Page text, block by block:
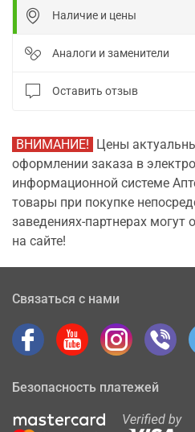
Наличие и цены
Аналоги и заменители
Оставить отзыв
ВНИМАНИЕ! Цены
оформлении заказа в
информационной системе
товары при покупке
заведениях-партнерах могут
на сайте!
Связаться с нами
Безопасность платежей